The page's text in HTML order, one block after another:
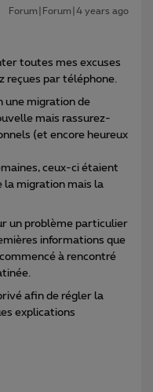
Forum|Forum|4 years ago
toutes mes excuses
reçues par téléphone.
une migration de
mais rassurez-
(et encore heureux
ceux-ci étaient
la migration mais la
un problème particulier
informations que
à rencontré
afin de régler la
explications